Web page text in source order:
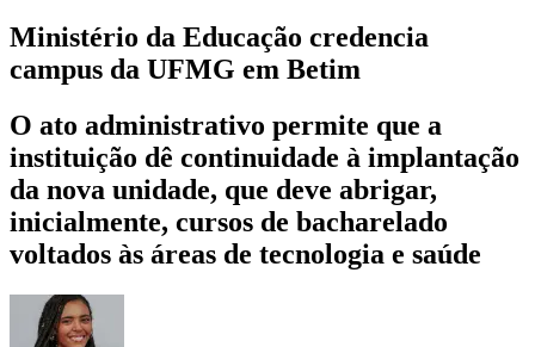
Ministério da Educação credencia
campus da UFMG em Betim
O ato administrativo permite que a
instituição dê continuidade à implantação
da nova unidade, que deve abrigar,
inicialmente, cursos de bacharelado
voltados às áreas de tecnologia e saúde